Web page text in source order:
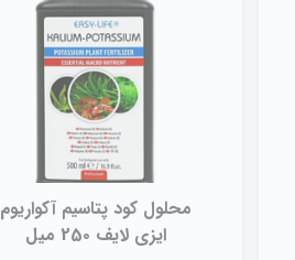
محلول کود پتاسیم آکواریوم
ایزی لایف 25۰ میل